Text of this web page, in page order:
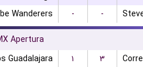
Wanderers
- -
Apertura
Guadalajara
۱ ۳